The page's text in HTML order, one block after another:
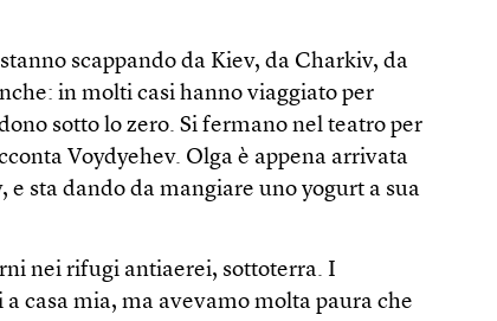
scappando da Kiev, da Charkiv, da
in molti casi hanno viaggiato per
sotto lo zero. Si fermano nel teatro per
Voydyehev. Olga è appena arrivata
sta dando da mangiare uno yogurt a sua
nei rifugi antiaerei, sottoterra. I
casa mia, ma avevamo molta paura che